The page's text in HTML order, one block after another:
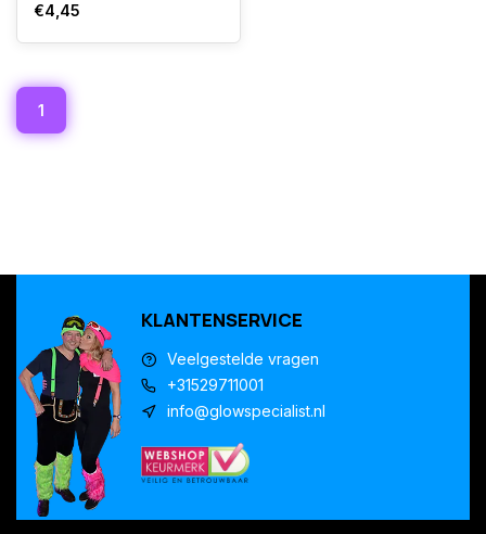
€4,45
1
KLANTENSERVICE
Veelgestelde vragen
+31529711001
info@glowspecialist.nl